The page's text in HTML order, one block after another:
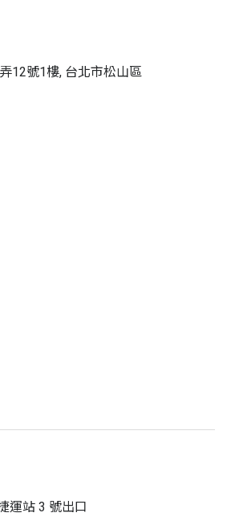
進行拍照、錄影作為紀錄以及推廣
軸
們的大腦快速發展
森 】的孩子們都能夠擁有快樂的森
12號1樓, 台北市松山區
運站 3 號出口